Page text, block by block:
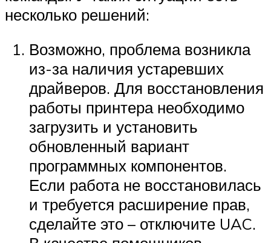
несколько решений:
Возможно, проблема возникла
из-за наличия устаревших
драйверов. Для восстановления
работы принтера необходимо
загрузить и установить
обновленный вариант
программных компонентов.
Если работа не восстановилась
и требуется расширение прав,
сделайте это – отключите UAC.